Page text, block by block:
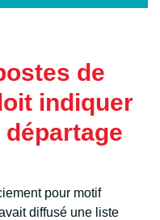
de
indiquer
pour motif
diffusé une liste